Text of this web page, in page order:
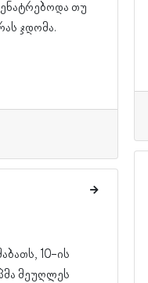
ენატრებოდა თუ
ჯდომა.
10-ის
მეუღლეს